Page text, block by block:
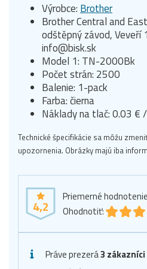
Výrobce:Brother
Brother Central and
odštěpný závod, Veveří
info@bisk.sk
Model 1: TN-2000Bk
Počet strán: 2500
Balenie: 1-pack
Farba: čierna
Náklady na tlač: 0.03 €
Technické špecifikácie sa môžu
upozornenia. Obrázky majú iba
4,2
Priemerné hodnotenie
Ohodnotiť:
Práve prezerá3 zákazníci